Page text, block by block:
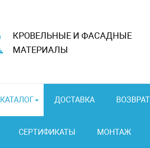
КРОВЕЛЬНЫЕ И ФАСАДНЫЕ
МАТЕРИАЛЫ
КАТАЛОГ ДОСТАВКА ВОЗВРАТ
СЕРТИФИКАТЫ МОНТАЖ